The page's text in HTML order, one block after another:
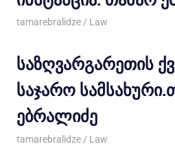
27/06/2013
tamarebralidze Law
საზღვარგარეთის
საჯარო
ებრალიძე
27/06/2013
tamarebralidze Law